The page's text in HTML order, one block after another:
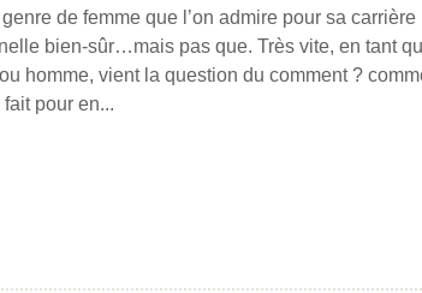
de femme que l’on admire pour sa carrière
bien-sûr…mais pas que. Très vite, en tant
homme, vient la question du comment ?
pour en...